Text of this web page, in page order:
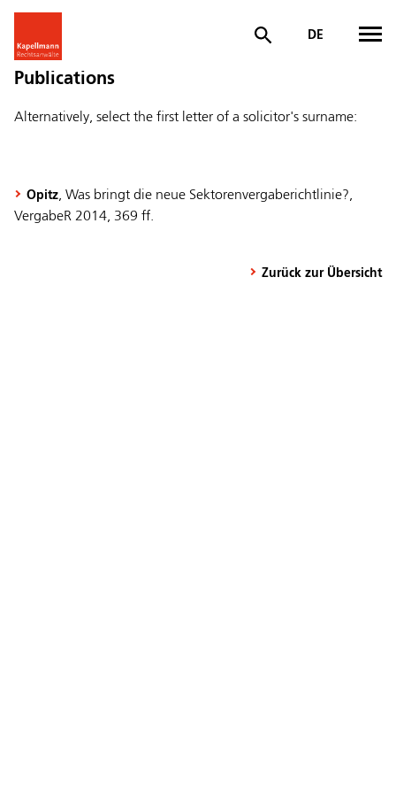
DE
Publications
Alternatively, select the first letter of a solicitor's surname:
Opitz, Was bringt die neue Sektorenvergaberichtlinie?,
VergabeR 2014, 369 ff.
Zurück zur Übersicht